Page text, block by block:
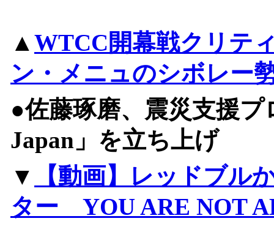
▲ WTCC開幕戦クリテ
ン・メニュのシボレー
●佐藤琢磨、震災支援
Japan」を立ち上げ
▼
【動画】レッドブル
ター YOU ARE NOT